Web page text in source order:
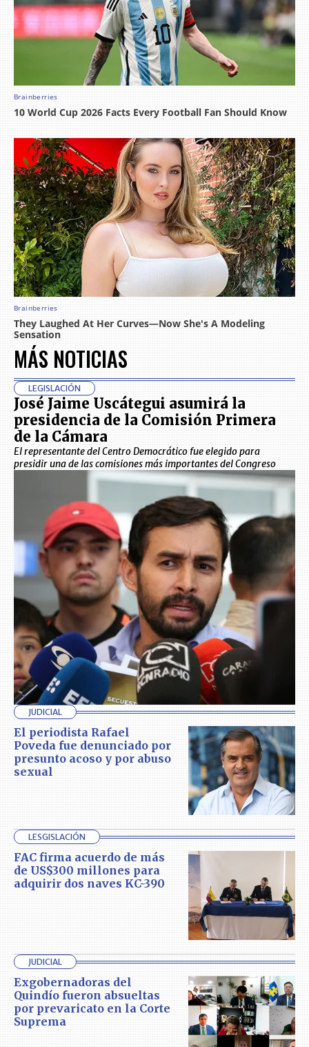
MÁS NOTICIAS
LEGISLACIÓN
José Jaime Uscátegui asumirá la
presidencia de la Comisión Primera
de la Cámara
El representante del Centro Democrático fue elegido para
presidir una de las comisiones más importantes del Congreso
JUDICIAL
El periodista Rafael
Poveda fue denunciado por
presunto acoso y por abuso
sexual
LESGISLACIÓN
FAC firma acuerdo de más
de US$300 millones para
adquirir dos naves KC-390
JUDICIAL
Exgobernadoras del
Quindío fueron absueltas
por prevaricato en la Corte
Suprema